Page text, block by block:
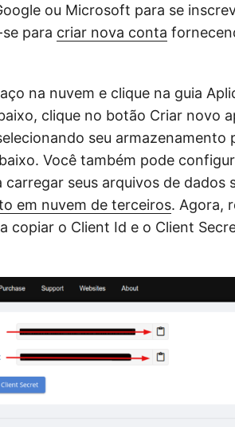
ou Microsoft para se
para criar nova conta
na nuvem e clique na guia
clique no botão Criar novo
seu armazenamento
Você também pode
seus arquivos de dados
em nuvem de terceiros. Agora,
copiar o Client Id e o Client